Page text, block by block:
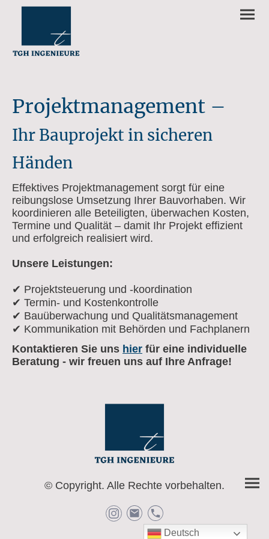
Projektmanagement –
Ihr Bauprojekt in sicheren
Händen
Effektives Projektmanagement sorgt für eine
reibungslose Umsetzung Ihrer Bauvorhaben. Wir
koordinieren alle Beteiligten, überwachen Kosten,
Termine und Qualität – damit Ihr Projekt effizient
und erfolgreich realisiert wird.
Unsere Leistungen:
✔ Projektsteuerung und -koordination
✔ Termin- und Kostenkontrolle
✔ Bauüberwachung und Qualitätsmanagement
✔ Kommunikation mit Behörden und Fachplanern
Kontaktieren Sie uns hier für eine individuelle
Beratung - wir freuen uns auf Ihre Anfrage!
© Copyright. Alle Rechte vorbehalten.
Deutsch